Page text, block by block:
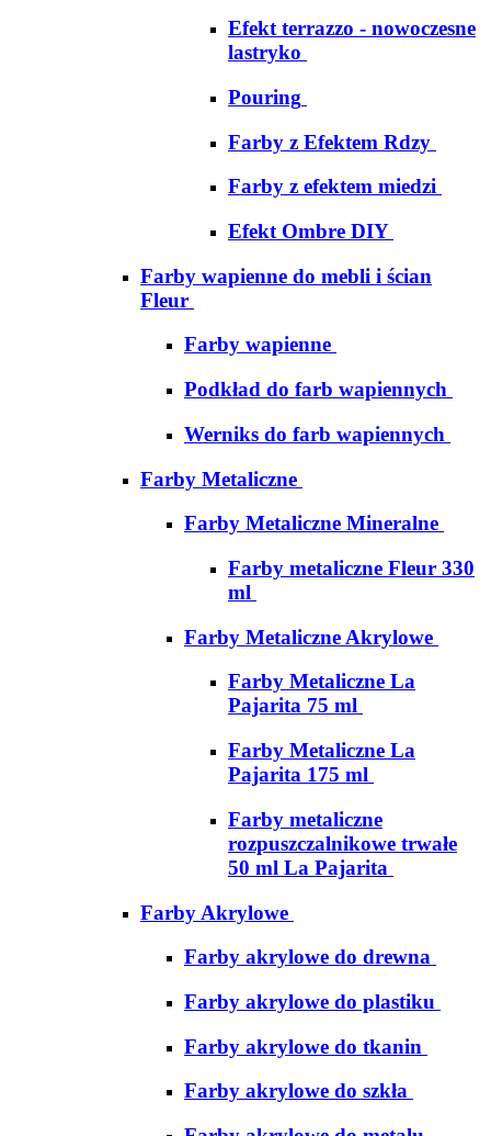
Efekt terrazzo - nowoczesne
lastryko
Pouring
Farby z Efektem Rdzy
Farby z efektem miedzi
Efekt Ombre DIY
Farby wapienne do mebli i ścian
Fleur
Farby wapienne
Podkład do farb wapiennych
Werniks do farb wapiennych
Farby Metaliczne
Farby Metaliczne Mineralne
Farby metaliczne Fleur 330
ml
Farby Metaliczne Akrylowe
Farby Metaliczne La
Pajarita 75 ml
Farby Metaliczne La
Pajarita 175 ml
Farby metaliczne
rozpuszczalnikowe trwałe
50 ml La Pajarita
Farby Akrylowe
Farby akrylowe do drewna
Farby akrylowe do plastiku
Farby akrylowe do tkanin
Farby akrylowe do szkła